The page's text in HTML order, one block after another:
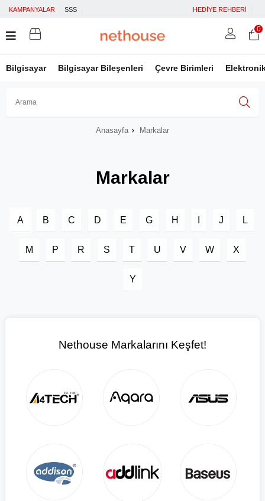
KAMPANYALAR SSS HEDİYE REHBERİ
Bilgisayar Bilgisayar Bileşenleri Çevre Birimleri
Üye Ol Facebook İle Bağlan
0
Anasayfa Markalar
Markalar
A B C D E G H J L
M P R S T U V W X
Y
Nethouse Markalarını Keşfet!